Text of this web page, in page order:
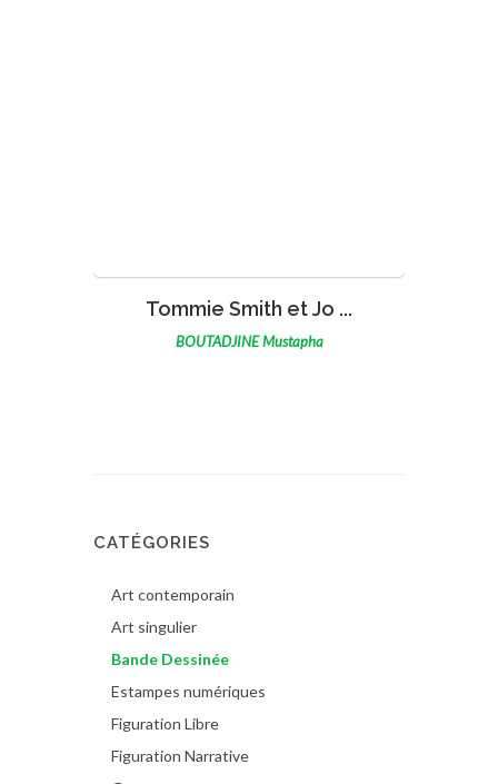
VOIR L'ŒUVRE
Tommie Smith et Jo ...
BOUTADJINE Mustapha
CATÉGORIES
Art contemporain
Art singulier
Bande Dessinée
Estampes numériques
Figuration Libre
Figuration Narrative